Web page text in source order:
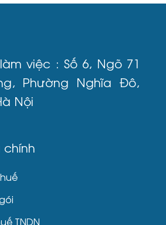
việc : Số 6, Ngõ 71
Phường Nghĩa Đô,
Nội
TNDN